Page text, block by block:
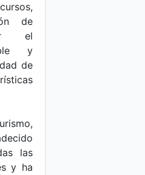
de
el
y
de
las
y ha